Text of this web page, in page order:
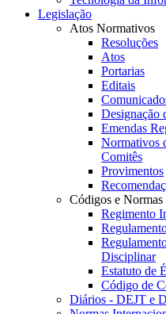
Legislação
Atos Normativos
Resoluções
Atos
Portarias
Editais
Designação
Emendas
Normativos
Comitês
Provimentos
Códigos e Normas
Regimento
Disciplinar
Estatuto de
Código de
Diários - DEJT e